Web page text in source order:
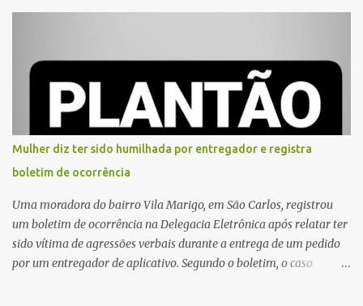
diversos disparos. Duas vítimas morreram ainda no local. Outras
três pessoas foram baleadas e socorridas. Até o momento, não
foram divulgadas informações oficiais sobre o estado de saúde dos
feridos. Equipes da Polícia Militar de Santa Gertrudes atenderam a
ocorrência e isolaram a área para o trabalho da perícia. Até a
última atualização, nenhum suspeito havia sido preso. A Polícia
Civil investigará a motivação da briga, a autoria dos disparos e as
circunstâncias do crime. A ocorrência segue em anda...
Mulher diz ter sido humilhada por entregador e registra
boletim de ocorrência
Uma moradora do bairro Vila Marigo, em São Carlos, registrou
um boletim de ocorrência na Delegacia Eletrônica após relatar ter
sido vítima de agressões verbais durante a entrega de um pedido
por um entregador de aplicativo. Segundo o boletim, o caso